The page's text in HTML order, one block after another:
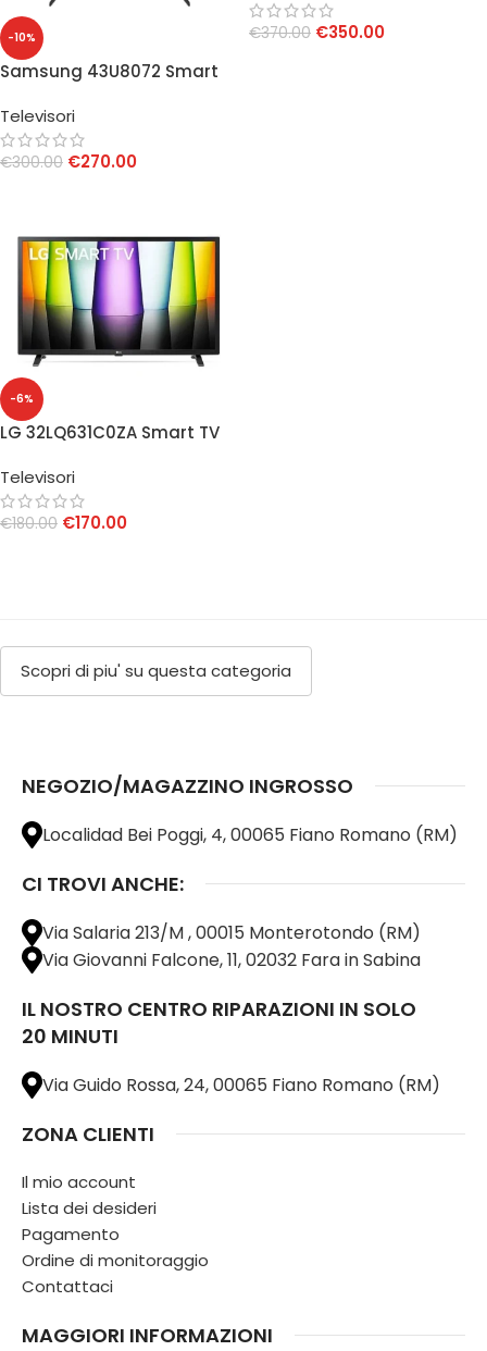
-10%
Samsung 43U8072 Smart
Televisori
€300.00 €270.00
€370.00 €350.00
-6%
LG 32LQ631C0ZA Smart TV
Televisori
€180.00 €170.00
Scopri di piu' su questa categoria
NEGOZIO/MAGAZZINO INGROSSO
Localidad Bei Poggi, 4, 00065 Fiano Romano (RM)
CI TROVI ANCHE:
Via Salaria 213/M , 00015 Monterotondo (RM)
Via Giovanni Falcone, 11, 02032 Fara in Sabina
IL NOSTRO CENTRO RIPARAZIONI IN SOLO
20 MINUTI
Via Guido Rossa, 24, 00065 Fiano Romano (RM)
ZONA CLIENTI
Il mio account
Lista dei desideri
Pagamento
Ordine di monitoraggio
Contattaci
MAGGIORI INFORMAZIONI